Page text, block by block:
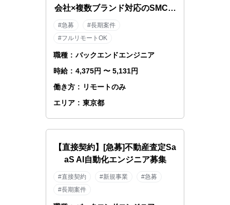
会社×複数ブランド対応のSMCエ
ンジニア
#急募
#長期案件
#フルリモートOK
職種 : バックエンドエンジニア
時給 : 4,375円 〜 5,131円
働き方 : リモートのみ
エリア : 東京都
【直接契約】[急募]不動産査定Sa
aS AI自動化エンジニア募集
#直接契約 #新規事業
#急募
#長期案件